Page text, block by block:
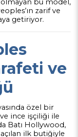
olmayan bu model,
zarif ve
getiriyor.
ve
özel bir
ince işçiliği ile
Batı Hollywood,
ilk butiğiyle